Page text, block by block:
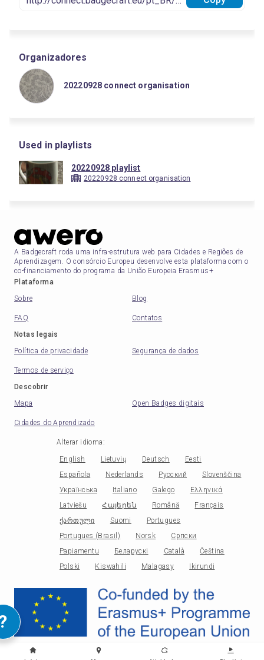
Organizadores
20220928 connect organisation
Used in playlists
20220928 playlist
20220928 connect organisation
A Badgecraft roda uma infra-estrutura web para Cidades e Regiões de
Aprendizagem. O consórcio Europeu desenvolve esta plataforma com o
co-financiamento do programa da União Europeia Erasmus+
Plataforma
Sobre
Blog
FAQ
Contatos
Notas legais
Política de privacidade
Segurança de dados
Termos de serviço
Descobrir
Mapa
Open Badges digitais
Cidades do Aprendizado
Alterar idioma :
English Lietuvių Deutsch
Eesti
Española
Nederlands Русский
Slovenščina
Українська
Italiano Galego
Ελληνικά
Latviešu
Հայերեն Română
Français
ქართული
Suomi
Portugues
Portugues (Brasil)
Norsk
Српски
Papiamentu
Беларускі Català
Čeština
Polski
Kiswahili Malagasy Ikirundi